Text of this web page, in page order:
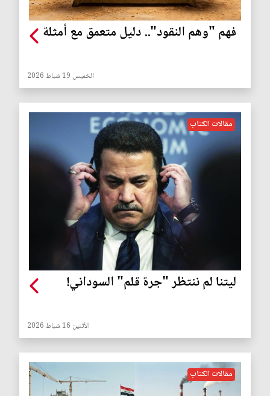
فهم "وهم النقود".. دليل متعمق مع أمثلة
الخميس 19 شباط 2026
مقالات الكتاب
ليتنا لم ننتظر "جرة قلم" السوداني!
الأثنين 16 شباط 2026
مقالات الكتاب